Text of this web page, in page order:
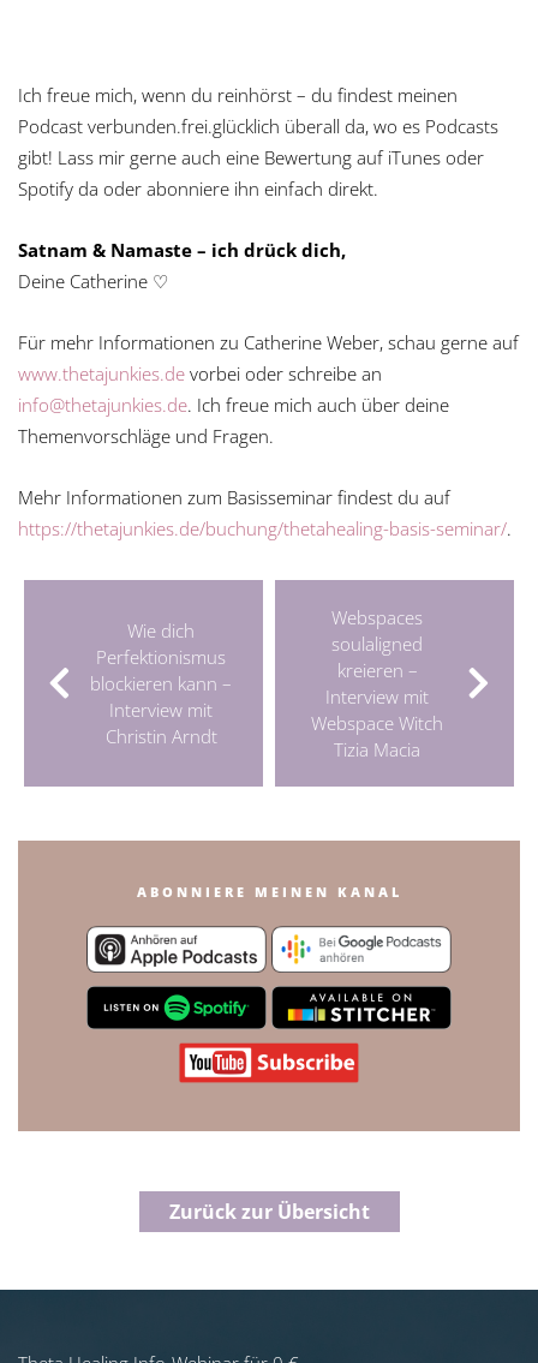
Ich freue mich, wenn du reinhörst – du findest meinen
Podcast verbunden.frei.glücklich überall da, wo es Podcasts
gibt! Lass mir gerne auch eine Bewertung auf iTunes oder
Spotify da oder abonniere ihn einfach direkt.
Satnam & Namaste – ich drück dich,
Deine Catherine ♡
Für mehr Informationen zu Catherine Weber, schau gerne auf
www.thetajunkies.de vorbei oder schreibe an
info@thetajunkies.de. Ich freue mich auch über deine
Themenvorschläge und Fragen.
Mehr Informationen zum Basisseminar findest du auf
https://thetajunkies.de/buchung/thetahealing-basis-seminar/.
Wie dich
Perfektionismus
blockieren kann –
Interview mit
Christin Arndt
Webspaces
soulaligned
kreieren –
Interview mit
Webspace Witch
Tizia Macia
ABONNIERE MEINEN KANAL
Zurück zur Übersicht